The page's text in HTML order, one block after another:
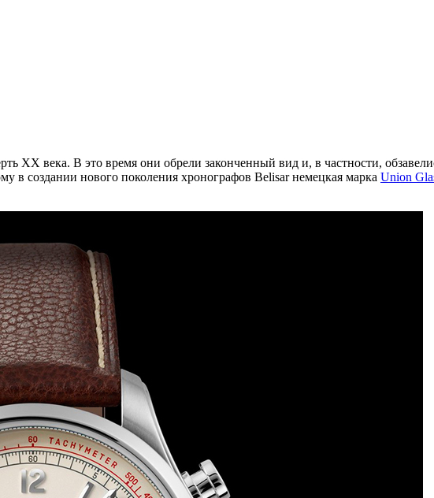
ХХ века. В это время они обрели законченный вид и, в частности,
создании нового поколения хронографов Belisar немецкая марка Union